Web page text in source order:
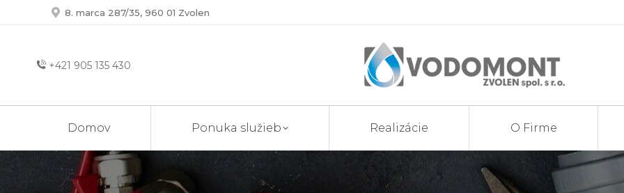
8. marca 287/35, 960 01 Zvolen
+421 905 135 430
Domov Ponuka služieb Realizácie O Firme